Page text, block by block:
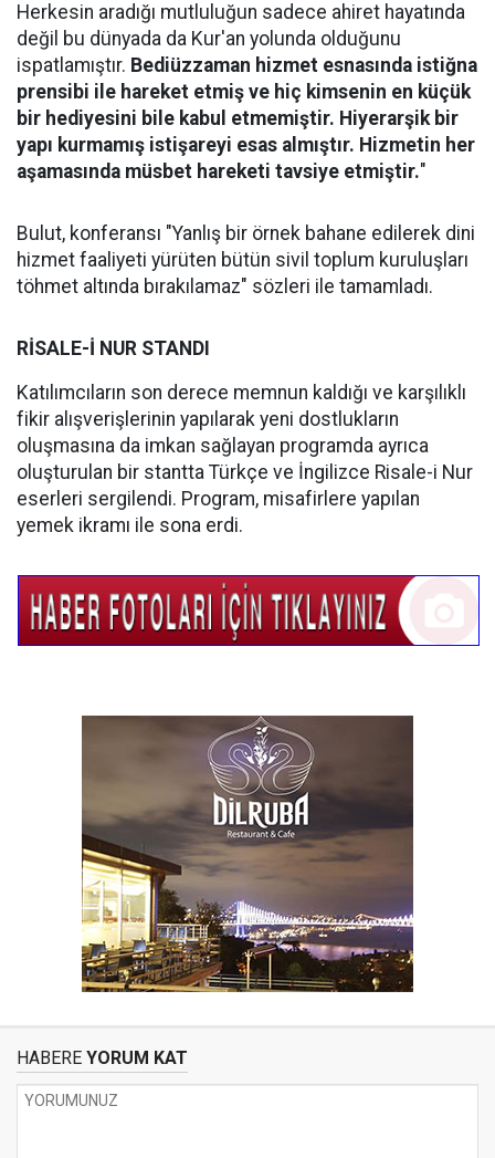
Herkesin aradığı mutluluğun sadece ahiret hayatında
değil bu dünyada da Kur'an yolunda olduğunu
ispatlamıştır. Bediüzzaman hizmet esnasında istiğna
prensibi ile hareket etmiş ve hiç kimsenin en küçük
bir hediyesini bile kabul etmemiştir. Hiyerarşik bir
yapı kurmamış istişareyi esas almıştır. Hizmetin her
aşamasında müsbet hareketi tavsiye etmiştir."
Bulut, konferansı "Yanlış bir örnek bahane edilerek dini
hizmet faaliyeti yürüten bütün sivil toplum kuruluşları
töhmet altında bırakılamaz" sözleri ile tamamladı.
RİSALE-İ NUR STANDI
Katılımcıların son derece memnun kaldığı ve karşılıklı
fikir alışverişlerinin yapılarak yeni dostlukların
oluşmasına da imkan sağlayan programda ayrıca
oluşturulan bir stantta Türkçe ve İngilizce Risale-i Nur
eserleri sergilendi. Program, misafirlere yapılan
yemek ikramı ile sona erdi.
HABERE YORUM KAT